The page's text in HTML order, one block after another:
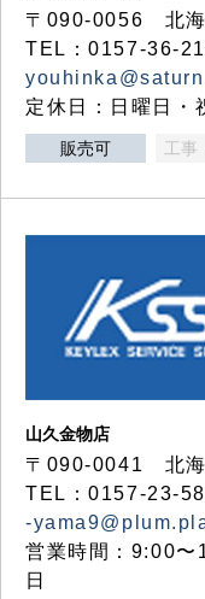
〒090-0056 北海
TEL：0157-36-
定休日：日曜日・
販売可 工事
山久金物店
〒090-0041 北海
TEL：0157-23-
-
営業時間：9:00〜
日